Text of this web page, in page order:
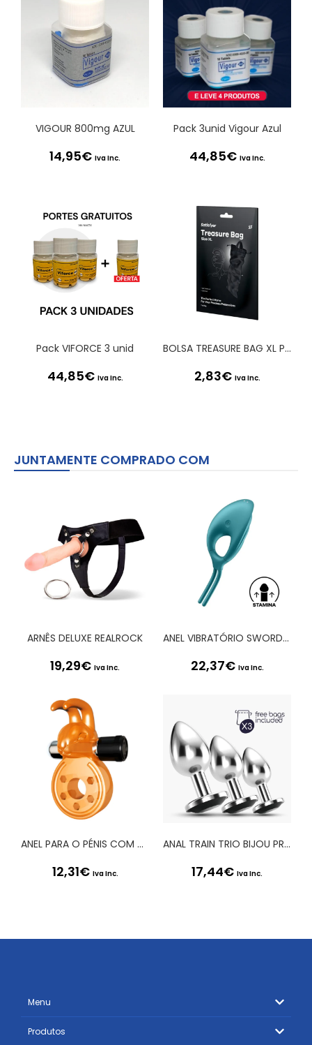
VIGOUR 800mg AZUL
14,95€ Iva Inc.
Pack 3unid Vigour Azul
44,85€ Iva Inc.
Pack VIFORCE 3 unid
44,85€ Iva Inc.
BOLSA TREASURE BAG XL PRETA SATISFYER
2,83€ Iva Inc.
JUNTAMENTE COMPRADO COM
ARNÊS DELUXE REALROCK
19,29€ Iva Inc.
ANEL VIBRATÓRIO SWORDSMAN SATISFYER VERDE
22,37€ Iva Inc.
ANEL PARA O PÉNIS COM VIBRAÇÃO SEX PLEASE! BAXTER LARANJA
12,31€ Iva Inc.
ANAL TRAIN TRIO BIJOU PRETO CRUSHIOUS COM BOLSAS INDIVIDUAIS GRÁTIS
17,44€ Iva Inc.
Menu
Produtos